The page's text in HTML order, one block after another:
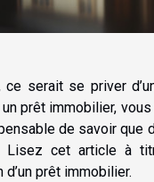
ce serait se priver
prêt immobilier,
de savoir que
Lisez cet article à
d’un prêt immobilier.